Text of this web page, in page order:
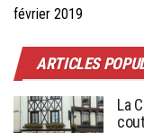
février 2019
ARTICLES
La